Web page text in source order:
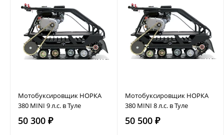
Мотобуксировщик НОРКА
380 MINI 9 л.с. в Туле
50 300 ₽
Мотобуксировщик НОРКА
380 MINI 8 л.с. в Туле
50 500 ₽